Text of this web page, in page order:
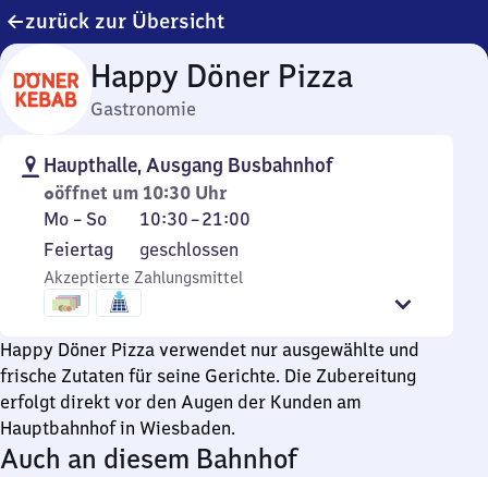
zurück zur Übersicht
Happy Döner Pizza
Gastronomie
Haupthalle, Ausgang Busbahnhof
öffnet um 10:30 Uhr
Montag
bis
Sonntag
Mo – So 10:30–21:00
Von
10
Uhr
30
bis
21
Uhr
Feiertag
Feiertag geschlossen
Akzeptierte Zahlungsmittel
Happy Döner Pizza verwendet nur ausgewählte und
frische Zutaten für seine Gerichte. Die Zubereitung
erfolgt direkt vor den Augen der Kunden am
Hauptbahnhof in Wiesbaden.
Auch an diesem Bahnhof